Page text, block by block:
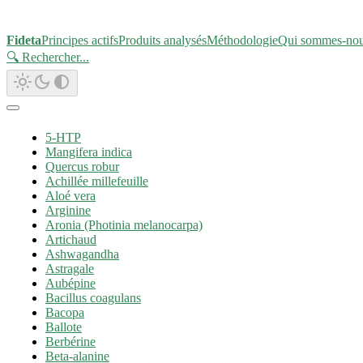
FidetaPrincipes actifsProduits analysésMéthodologieQui sommes-
🔍 Rechercher...
5-HTP
Mangifera indica
Quercus robur
Achillée millefeuille
Aloé vera
Arginine
Aronia (Photinia melanocarpa)
Artichaud
Ashwagandha
Astragale
Aubépine
Bacillus coagulans
Bacopa
Ballote
Berbérine
Beta-alanine